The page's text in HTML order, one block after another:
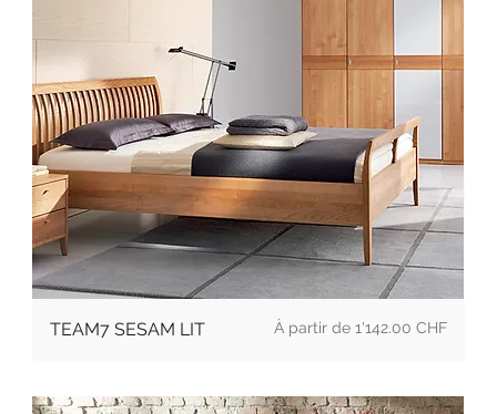
TEAM7 SESAM LIT À partir de 1'142.00 CHF
Prix promotionnel